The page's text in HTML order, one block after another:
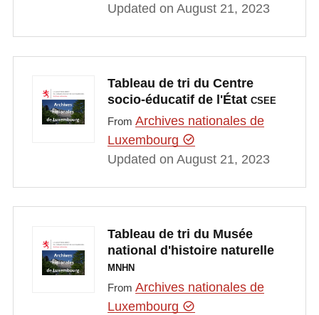
Updated on August 21, 2023
Tableau de tri du Centre
socio-éducatif de l'État CSEE
From Archives nationales de
Luxembourg
Updated on August 21, 2023
Tableau de tri du Musée
national d'histoire naturelle
MNHN
From Archives nationales de
Luxembourg